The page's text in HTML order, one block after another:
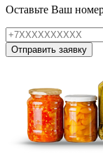
Оставьте Ваш
Отправить заявку